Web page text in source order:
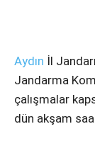
Aydın İl
Jandarma
çalışmalar
dün akşam